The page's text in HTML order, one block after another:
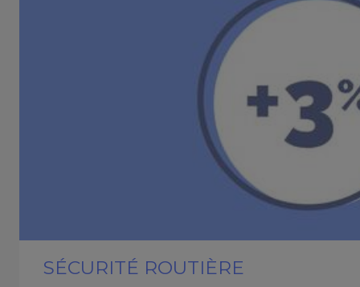
SÉCURITÉ ROUTIÈRE